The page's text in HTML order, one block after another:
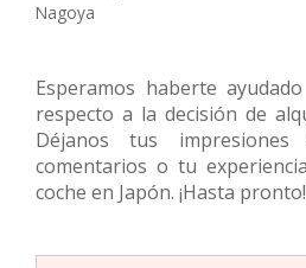
Nagoya
Esperamos haberte
respecto a la decisión de
Déjanos tus
comentarios o tu
coche en Japón. ¡Hasta pronto!